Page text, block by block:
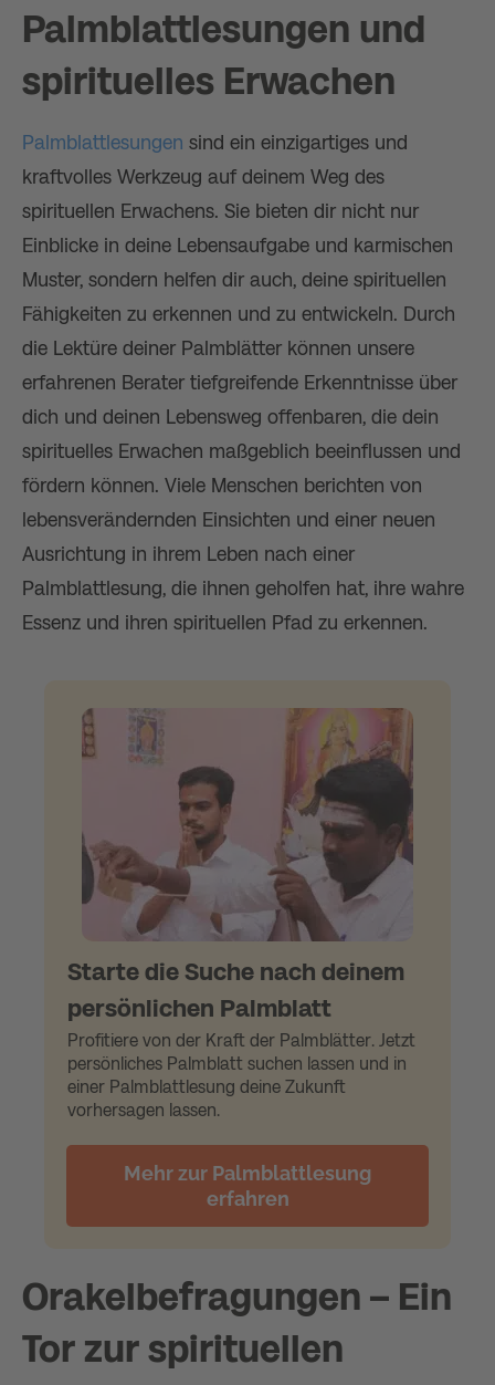
Palmblattlesungen und
spirituelles Erwachen
Palmblattlesungen sind ein einzigartiges und
kraftvolles Werkzeug auf deinem Weg des
spirituellen Erwachens. Sie bieten dir nicht nur
Einblicke in deine Lebensaufgabe und karmischen
Muster, sondern helfen dir auch, deine spirituellen
Fähigkeiten zu erkennen und zu entwickeln. Durch
die Lektüre deiner Palmblätter können unsere
erfahrenen Berater tiefgreifende Erkenntnisse über
dich und deinen Lebensweg offenbaren, die dein
spirituelles Erwachen maßgeblich beeinflussen und
fördern können. Viele Menschen berichten von
lebensverändernden Einsichten und einer neuen
Ausrichtung in ihrem Leben nach einer
Palmblattlesung, die ihnen geholfen hat, ihre wahre
Essenz und ihren spirituellen Pfad zu erkennen.
Starte die Suche nach deinem
persönlichen Palmblatt
Profitiere von der Kraft der Palmblätter. Jetzt
persönliches Palmblatt suchen lassen und in
einer Palmblattlesung deine Zukunft
vorhersagen lassen.
Mehr zur Palmblattlesung
erfahren
Orakelbefragungen – Ein
Tor zur spirituellen